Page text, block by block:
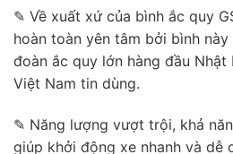
✎ Về xuất xứ của bình ắc quy
hoàn toàn yên tâm bởi bình
đoàn ắc quy lớn hàng đầu
Việt Nam tin dùng.
✎ Năng lượng vượt trội, khả
giúp khởi động xe nhanh và dễ